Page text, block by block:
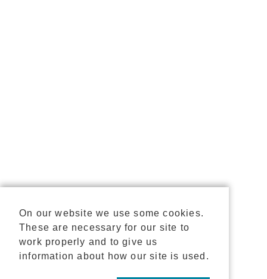
On our website we use some cookies.
These are necessary for our site to
work properly and to give us
information about how our site is used.